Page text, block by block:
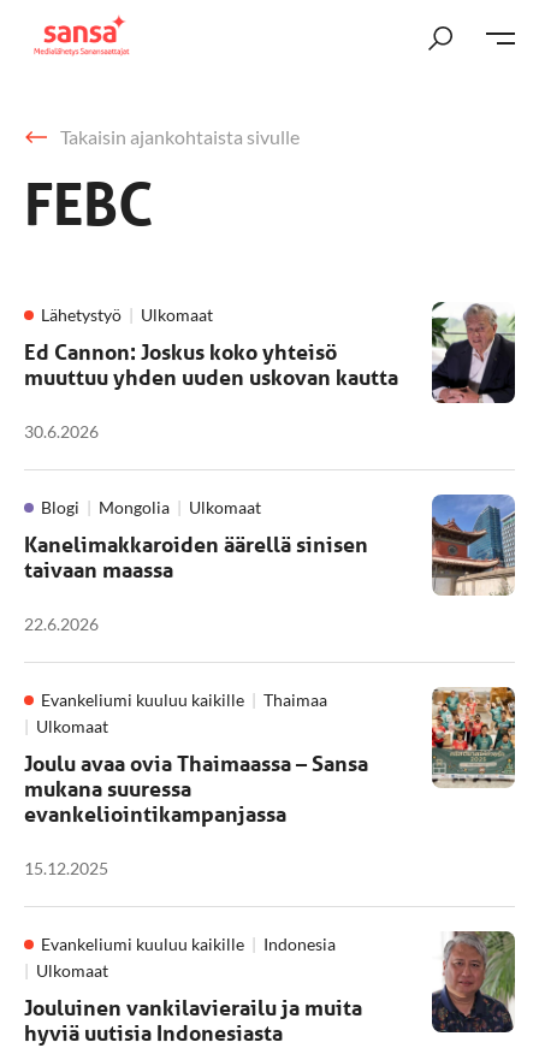
Takaisin ajankohtaista sivulle
FEBC
Lähetystyö Ulkomaat
Ed Cannon: Joskus koko yhteisö
muuttuu yhden uuden uskovan kautta
30.6.2026
Blogi Mongolia Ulkomaat
Kanelimakkaroiden äärellä sinisen
taivaan maassa
22.6.2026
Evankeliumi kuuluu kaikille
Thaimaa
Ulkomaat
Joulu avaa ovia Thaimaassa – Sansa
mukana suuressa
evankeliointikampanjassa
15.12.2025
Evankeliumi kuuluu kaikille
Indonesia
Ulkomaat
Jouluinen vankilavierailu ja muita
hyviä uutisia Indonesiasta